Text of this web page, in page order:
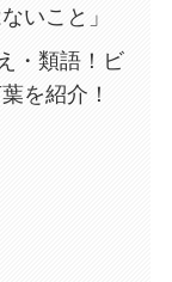
いこと」
・類語！ビ
を紹介！